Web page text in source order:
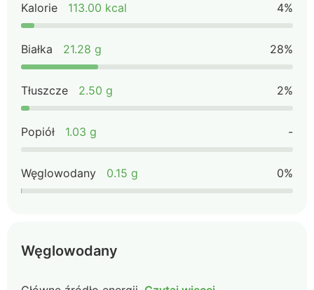
Kalorie 113.00 kcal 4%
Białka 21.28 g 28%
Tłuszcze 2.50 g 2%
Popiół 1.03 g -
Węglowodany 0.15 g 0%
Węglowodany